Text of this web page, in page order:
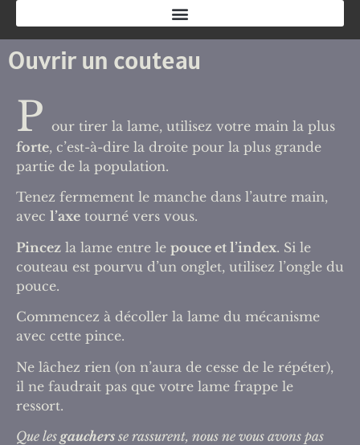
Ouvrir un couteau
P our tirer la lame, utilisez votre main la plus
forte, c’est-à-dire la droite pour la plus grande
partie de la population.
Tenez fermement le manche dans l’autre main,
avec l’axe tourné vers vous.
Pincez la lame entre le pouce et l’index. Si le
couteau est pourvu d’un onglet, utilisez l’ongle du
pouce.
Commencez à décoller la lame du mécanisme
avec cette pince.
Ne lâchez rien (on n’aura de cesse de le répéter),
il ne faudrait pas que votre lame frappe le
ressort.
Que les gauchers se rassurent, nous ne vous avons pas